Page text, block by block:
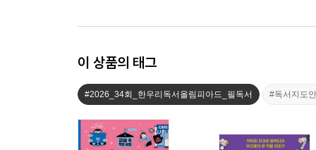
이 상품의 태그
#2026_34회_한우리독서올림피아드_필독서 #독서지도안